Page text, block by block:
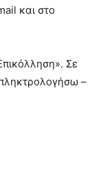
και στο
Σε
πληκτρολογήσω –